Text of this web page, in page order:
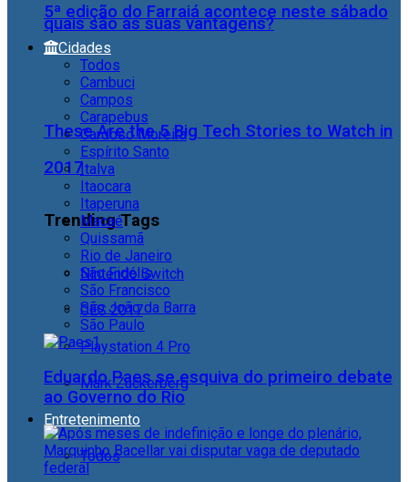
quais são as suas vantagens?
These Are the 5 Big Tech Stories to Watch in
2017
Trending Tags
Nintendo Switch
CES 2017
Playstation 4 Pro
Mark Zuckerberg
Entretenimento
Todos
5ª edição do Farraiá acontece neste sábado
Cidades
Todos
Cambuci
Campos
Carapebus
Cardoso Moreira
Espírito Santo
Italva
Itaocara
Itaperuna
Macaé
Quissamã
Rio de Janeiro
São Fidélis
São Francisco
São João da Barra
São Paulo
Eduardo Paes se esquiva do primeiro debate
ao Governo do Rio